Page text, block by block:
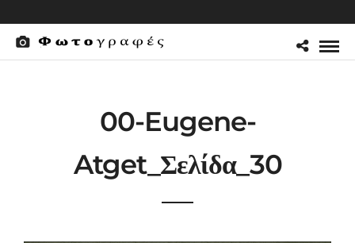
00-Eugene-
Atget_Σελίδα_30